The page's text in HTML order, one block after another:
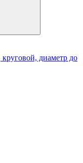
диаметр до